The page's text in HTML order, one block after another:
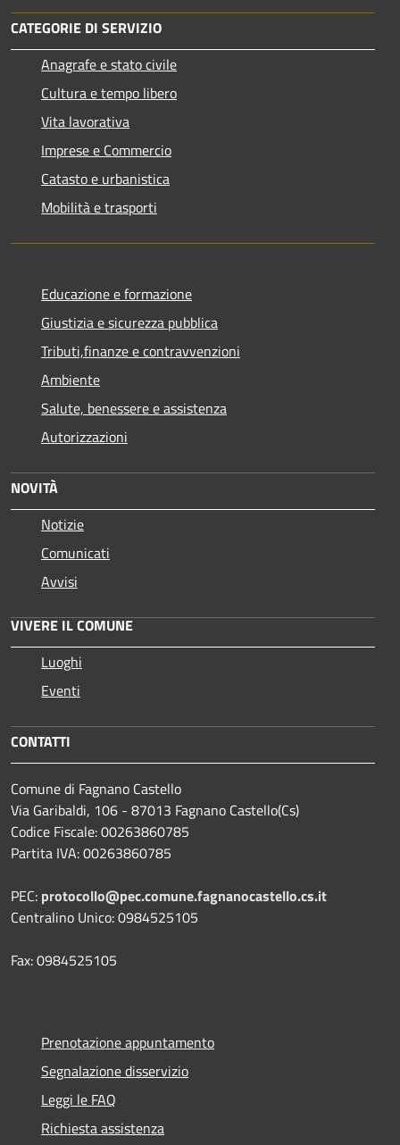
CATEGORIE DI SERVIZIO
Anagrafe e stato civile
Cultura e tempo libero
Vita lavorativa
Imprese e Commercio
Catasto e urbanistica
Mobilità e trasporti
Educazione e formazione
Giustizia e sicurezza pubblica
Tributi,finanze e contravvenzioni
Ambiente
Salute, benessere e assistenza
Autorizzazioni
NOVITÀ
Notizie
Comunicati
Avvisi
VIVERE IL COMUNE
Luoghi
Eventi
CONTATTI
Comune di Fagnano Castello
Via Garibaldi, 106 - 87013 Fagnano Castello(Cs)
Codice Fiscale: 00263860785
Partita IVA: 00263860785
PEC: protocollo@pec.comune.fagnanocastello.cs.it
Centralino Unico: 0984525105
Fax: 0984525105
Prenotazione appuntamento
Segnalazione disservizio
Leggi le FAQ
Richiesta assistenza